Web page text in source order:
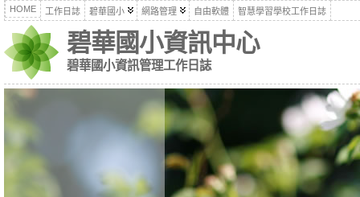
HOME 工作日誌 碧華國小 網路管理 自由軟體 智慧學習學校工作日誌
碧華國小資訊中心
碧華國小資訊管理工作日誌